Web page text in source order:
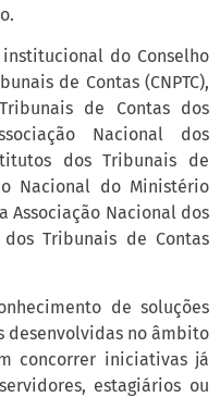
do Conselho
de Contas (CNPTC),
de Contas dos
Nacional dos
dos Tribunais de
Nacional do Ministério
Associação Nacional dos
Tribunais de Contas
de soluções
desenvolvidas no âmbito
concorrer iniciativas já
estagiários ou